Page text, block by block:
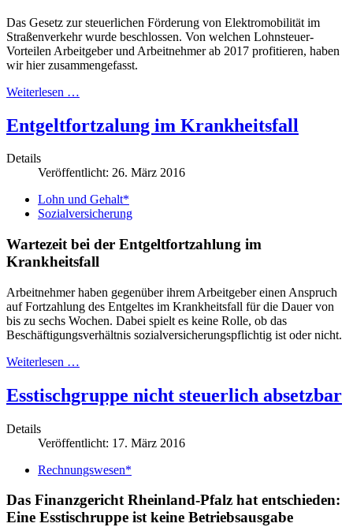
Das Gesetz zur steuerlichen Förderung von Elektromobilität im
Straßenverkehr wurde beschlossen. Von welchen Lohnsteuer-
Vorteilen Arbeitgeber und Arbeitnehmer ab 2017 profitieren, haben
wir hier zusammengefasst.
Weiterlesen …
Entgeltfortzalung im Krankheitsfall
Details
Veröffentlicht: 26. März 2016
Lohn und Gehalt*
Sozialversicherung
Wartezeit bei der Entgeltfortzahlung im
Krankheitsfall
Arbeitnehmer haben gegenüber ihrem Arbeitgeber einen Anspruch
auf Fortzahlung des Entgeltes im Krankheitsfall für die Dauer von
bis zu sechs Wochen. Dabei spielt es keine Rolle, ob das
Beschäftigungsverhältnis sozialversicherungspflichtig ist oder nicht.
Weiterlesen …
Esstischgruppe nicht steuerlich absetzbar
Details
Veröffentlicht: 17. März 2016
Rechnungswesen*
Das Finanzgericht Rheinland-Pfalz hat entschieden:
Eine Esstischruppe ist keine Betriebsausgabe